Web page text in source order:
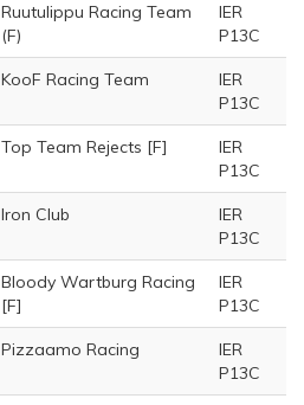
Ruutulippu Racing Team
(F)
IER
P13C
KooF Racing Team
IER
P13C
Top Team Rejects [F]
IER
P13C
Iron Club
IER
P13C
Bloody Wartburg Racing
[F]
IER
P13C
Pizzaamo Racing
IER
P13C